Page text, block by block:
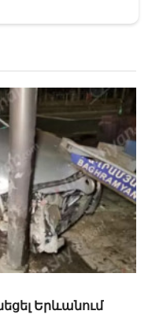
կսահմանվի․